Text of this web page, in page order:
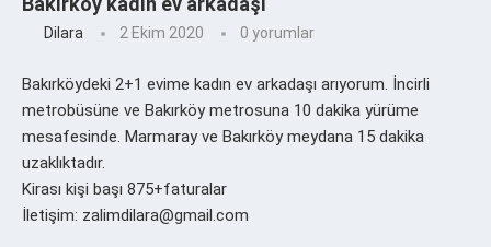
Dilara 2 Ekim 2020 0 yorumlar
Bakırköydeki 2+1 evime kadın ev arkadaşı arıyorum. İncirli
metrobüsüne ve Bakırköy metrosuna 10 dakika yürüme
mesafesinde. Marmaray ve Bakırköy meydana 15 dakika
uzaklıktadır.
Kirası kişi başı 875+faturalar
İletişim: zalimdilara@gmail.com